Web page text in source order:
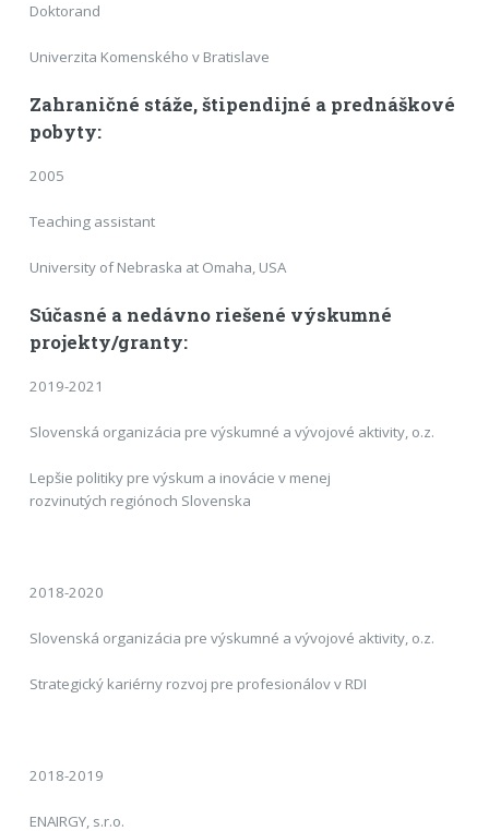
Doktorand
Univerzita Komenského v Bratislave
Zahraničné stáže, štipendijné a prednáškové
pobyty:
2005
Teaching assistant
University of Nebraska at Omaha, USA
Súčasné a nedávno riešené výskumné
projekty/granty:
2019-2021
Slovenská organizácia pre výskumné a vývojové aktivity, o.z.
Lepšie politiky pre výskum a inovácie v menej
rozvinutých regiónoch Slovenska
2018-2020
Slovenská organizácia pre výskumné a vývojové aktivity, o.z.
Strategický kariérny rozvoj pre profesionálov v RDI
2018-2019
ENAIRGY, s.r.o.